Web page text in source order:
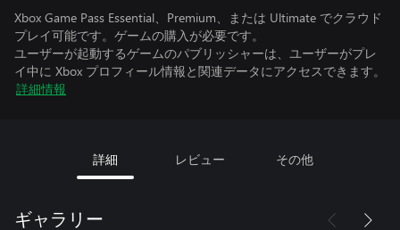
Xbox Game Pass Essential、Premium、または Ultimate でクラウド
プレイ可能です。ゲームの購入が必要です。
ユーザーが起動するゲームのパブリッシャーは、ユーザーがプレ
イ中に Xbox プロフィール情報と関連データにアクセスできます。
詳細情報
詳細 レビュー その他
ギャラリー